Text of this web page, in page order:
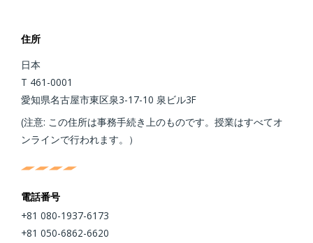
住所
日本
T 461-0001
愛知県名古屋市東区泉3-17-10 泉ビル3F
(注意: この住所は事務手続き上のものです。授業はすべてオ
ンラインで行われます。）
電話番号
+81 080-1937-6173
+81 050-6862-6620